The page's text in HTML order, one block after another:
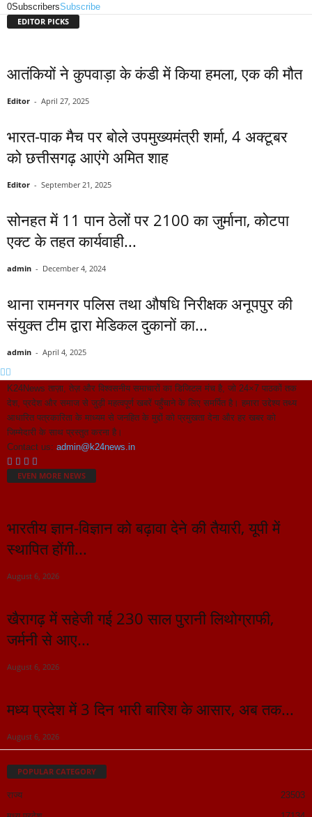
0SubscribersSubscribe
EDITOR PICKS
आतंकियों ने कुपवाड़ा के कंडी में किया हमला, एक की मौत
Editor - April 27, 2025
भारत-पाक मैच पर बोले उपमुख्यमंत्री शर्मा, 4 अक्टूबर
को छत्तीसगढ़ आएंगे अमित शाह
Editor - September 21, 2025
सोनहत में 11 पान ठेलों पर 2100 का जुर्माना, कोटपा
एक्ट के तहत कार्यवाही...
admin - December 4, 2024
थाना रामनगर पलिस तथा औषधि निरीक्षक अनूपपुर की
संयुक्त टीम द्वारा मेडिकल दुकानों का...
admin - April 4, 2025
K24News ताज़ा, तेज़ और विश्वसनीय समाचारों का डिजिटल मंच है, जो 24×7 पाठकों तक
देश, प्रदेश और समाज से जुड़ी महत्वपूर्ण खबरें पहुँचाने के लिए समर्पित है। हमारा उद्देश्य तथ्य
आधारित पत्रकारिता के माध्यम से जनहित के मुद्दों को प्रमुखता देना और हर खबर को
जिम्मेदारी के साथ प्रस्तुत करना है।
Contact us: admin@k24news.in
EVEN MORE NEWS
भारतीय ज्ञान-विज्ञान को बढ़ावा देने की तैयारी, यूपी में
स्थापित होंगी...
August 6, 2026
खैरागढ़ में सहेजी गई 230 साल पुरानी लिथोग्राफी,
जर्मनी से आए...
August 6, 2026
मध्य प्रदेश में 3 दिन भारी बारिश के आसार, अब तक...
August 6, 2026
POPULAR CATEGORY
राज्य
23503